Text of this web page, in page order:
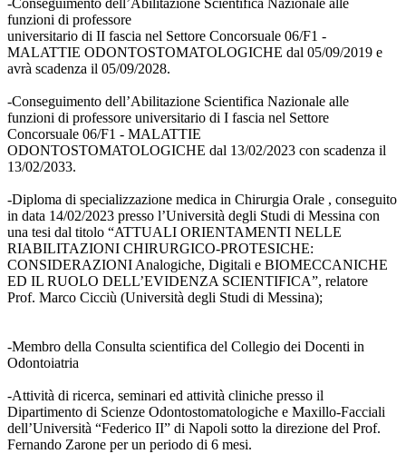
-Conseguimento dell’Abilitazione Scientifica Nazionale alle
funzioni di professore
universitario di II fascia nel Settore Concorsuale 06/F1 -
MALATTIE ODONTOSTOMATOLOGICHE dal 05/09/2019 e
avrà scadenza il 05/09/2028.
-Conseguimento dell’Abilitazione Scientifica Nazionale alle
funzioni di professore universitario di I fascia nel Settore
Concorsuale 06/F1 - MALATTIE
ODONTOSTOMATOLOGICHE dal 13/02/2023 con scadenza il
13/02/2033.
-Diploma di specializzazione medica in Chirurgia Orale , conseguito
in data 14/02/2023 presso l’Università degli Studi di Messina con
una tesi dal titolo “ATTUALI ORIENTAMENTI NELLE
RIABILITAZIONI CHIRURGICO-PROTESICHE:
CONSIDERAZIONI Analogiche, Digitali e BIOMECCANICHE
ED IL RUOLO DELL’EVIDENZA SCIENTIFICA”, relatore
Prof. Marco Cicciù (Università degli Studi di Messina);
-Membro della Consulta scientifica del Collegio dei Docenti in
Odontoiatria
-Attività di ricerca, seminari ed attività cliniche presso il
Dipartimento di Scienze Odontostomatologiche e Maxillo-Facciali
dell’Università “Federico II” di Napoli sotto la direzione del Prof.
Fernando Zarone per un periodo di 6 mesi.